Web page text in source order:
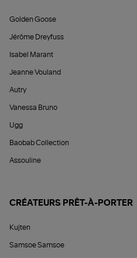
Golden Goose
Jérôme Dreyfuss
Isabel Marant
Jeanne Vouland
Autry
Vanessa Bruno
Ugg
Baobab Collection
Assouline
CRÉATEURS PRÊT-À-PORTER
Kujten
Samsoe Samsoe